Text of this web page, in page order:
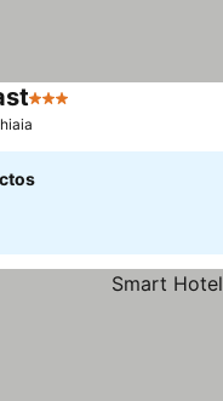
3 Estrellas